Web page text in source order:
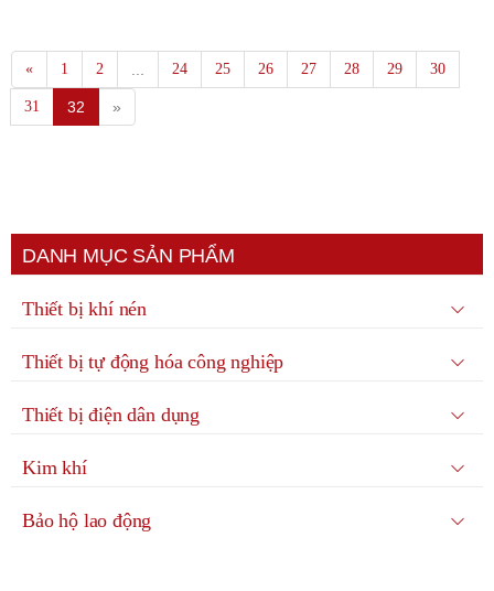
« 1 2 24 25 26 27 28 29 30
31 32 »
DANH MỤC SẢN PHẨM
Thiết bị khí nén
Thiết bị tự động hóa công nghiệp
Thiết bị điện dân dụng
Kim khí
Bảo hộ lao động